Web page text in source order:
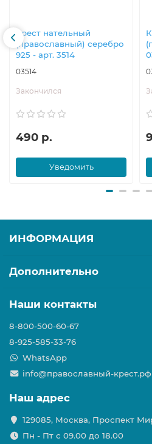
Крест нательный
(православный) серебро
925 - арт. 3514
03514
Закончился
490 р.
Уведомить
ИНФОРМАЦИЯ
Дополнительно
Наши контакты
8-800-500-60-67
8-925-585-33-76
WhatsApp
info@православный-крест.рф
Наш адрес
129085, Москва, Проспект
Пн - Пт с 09.00 до 18.00